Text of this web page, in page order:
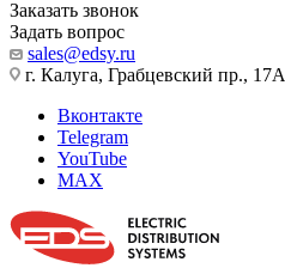
Заказать звонок
Задать вопрос
sales@edsy.ru
г. Калуга, Грабцевский пр., 17А
Вконтакте
Telegram
YouTube
MAX